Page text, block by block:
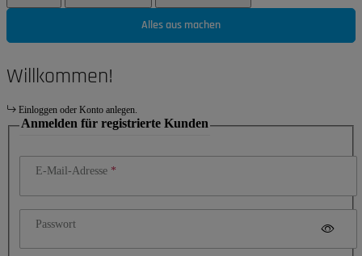
Alles aus machen
Willkommen!
Einloggen oder Konto anlegen.
Anmelden für registrierte Kunden
E-Mail-Adresse
Passwort